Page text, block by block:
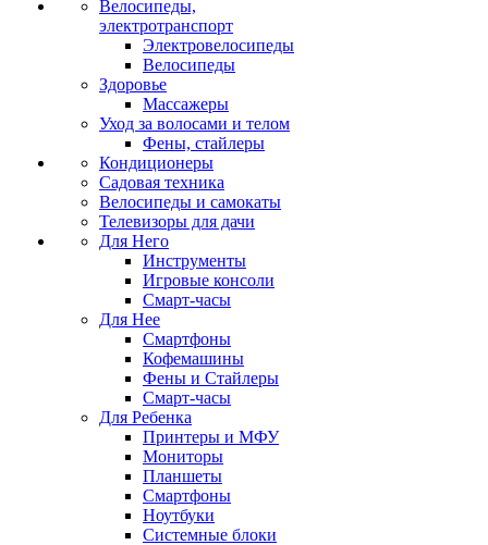
Велосипеды,
электротранспорт
Электровелосипеды
Велосипеды
Здоровье
Массажеры
Уход за волосами и телом
Фены, стайлеры
Кондиционеры
Садовая техника
Велосипеды и самокаты
Телевизоры для дачи
Для Него
Инструменты
Игровые консоли
Смарт-часы
Для Нее
Смартфоны
Кофемашины
Фены и Стайлеры
Смарт-часы
Для Ребенка
Принтеры и МФУ
Мониторы
Планшеты
Смартфоны
Ноутбуки
Системные блоки